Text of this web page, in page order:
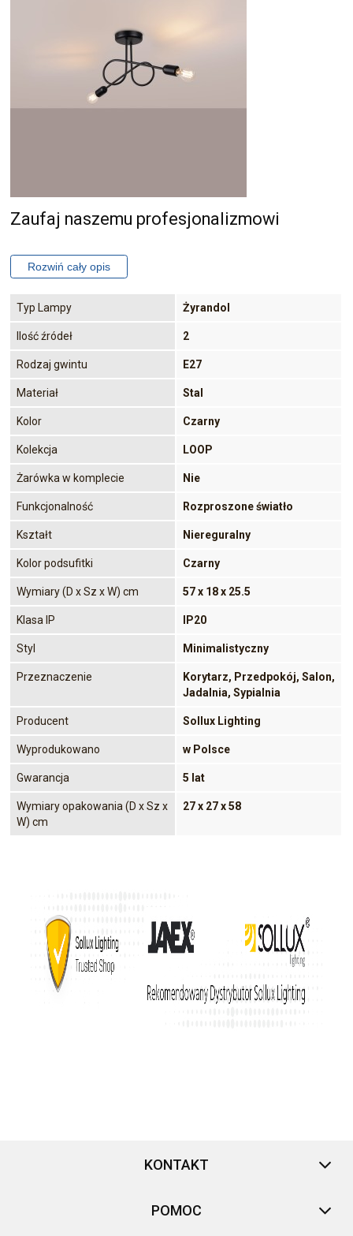
Zaufaj naszemu profesjonalizmowi
Typ Lampy Żyrandol
Ilość źródeł 2
Rodzaj gwintu E27
Materiał Stal
Kolor Czarny
Kolekcja LOOP
Żarówka w komplecie Nie
Funkcjonalność Rozproszone światło
Kształt Niereguralny
Kolor podsufitki Czarny
Wymiary (D x Sz x W) cm 57 x 18 x 25.5
Klasa IP IP20
Styl Minimalistyczny
Przeznaczenie
Korytarz, Przedpokój, Salon,
Jadalnia, Sypialnia
Producent Sollux Lighting
Wyprodukowano w Polsce
Gwarancja 5 lat
Wymiary opakowania (D x Sz x
W) cm
27 x 27 x 58
KONTAKT
POMOC